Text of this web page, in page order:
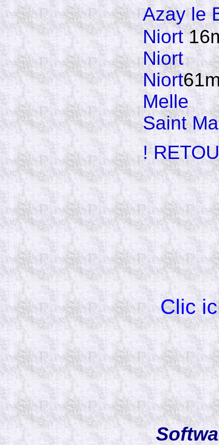
Azay le
Niort
Niort
Niort
Melle
Saint
!
Clic